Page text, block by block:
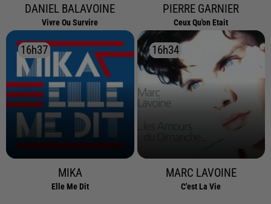
DANIEL BALAVOINE
Vivre Ou Survire
PIERRE GARNIER
Ceux Qu'on Etait
16h37
16h37
MIKA
Elle Me Dit
16h34
16h34
MARC LAVOINE
C'est La Vie